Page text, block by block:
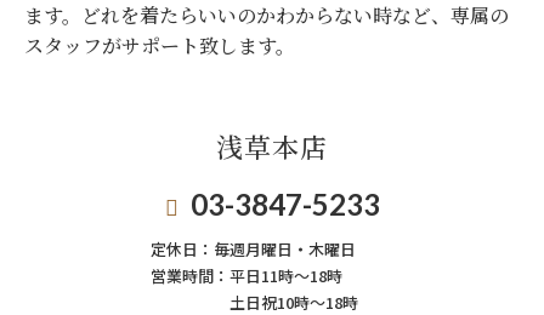
ます。
どれを着たらいいのかわからない時など、専属の
スタッフがサポート致します。
浅草本店
03-3847-5233
定休日： 毎週月曜日・木曜日
営業時間： 平日11時～18時
土日祝10時～18時